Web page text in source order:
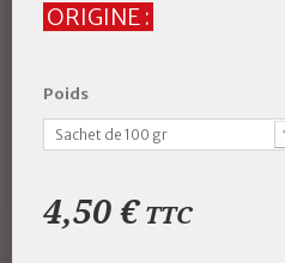
ORIGINE :
Poids
Sachet de 100 gr
4,50 € TTC